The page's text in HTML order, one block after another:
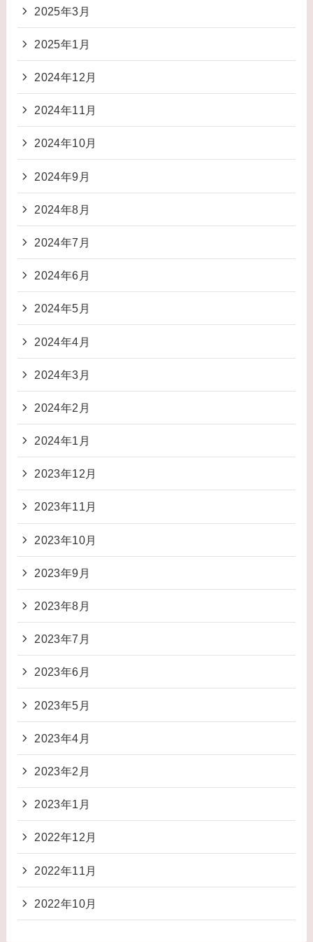
2025年3月
2025年1月
2024年12月
2024年11月
2024年10月
2024年9月
2024年8月
2024年7月
2024年6月
2024年5月
2024年4月
2024年3月
2024年2月
2024年1月
2023年12月
2023年11月
2023年10月
2023年9月
2023年8月
2023年7月
2023年6月
2023年5月
2023年4月
2023年2月
2023年1月
2022年12月
2022年11月
2022年10月